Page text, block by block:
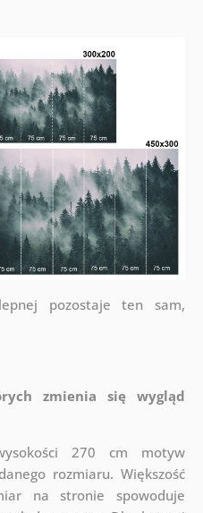
pozostaje ten sam,
zmienia się wygląd
270 cm motyw
rozmiaru. Większość
na stronie spowoduje